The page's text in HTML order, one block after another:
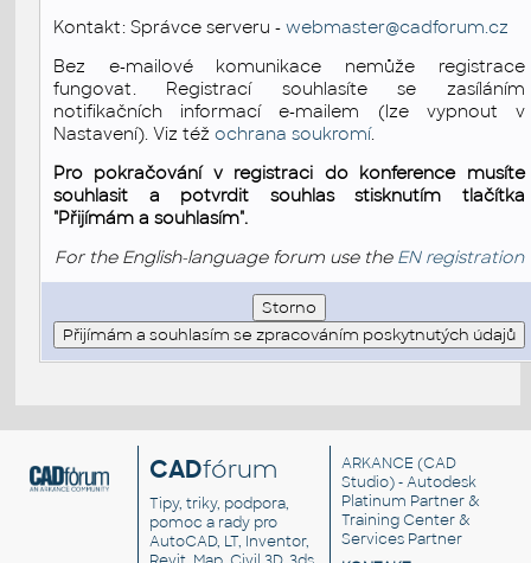
Kontakt: Správce serveru - webmaster@cadforum.cz
Bez e-mailové komunikace nemůže registrace
fungovat. Registrací souhlasíte se zasíláním
notifikačních informací e-mailem (lze vypnout v
Nastavení). Viz též ochrana soukromí.
Pro pokračování v registraci do konference musíte
souhlasit a potvrdit souhlas stisknutím tlačítka
"Přijímám a souhlasím".
For the English-language forum use the EN registration
CADfórum
Tipy, triky, podpora,
pomoc a rady pro
AutoCAD, LT, Inventor,
ARKANCE (CAD
Studio) - Autodesk
Platinum Partner &
Training Center &
Services Partner